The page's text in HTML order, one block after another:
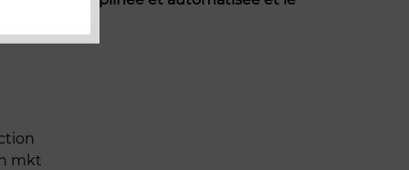
mkt